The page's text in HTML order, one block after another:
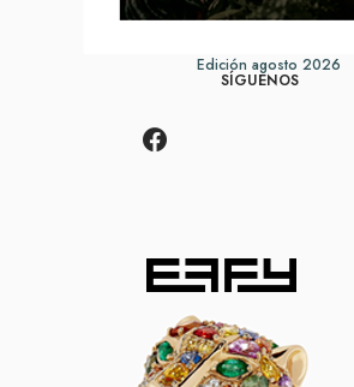
Edición agosto 2026
SÍGUENOS